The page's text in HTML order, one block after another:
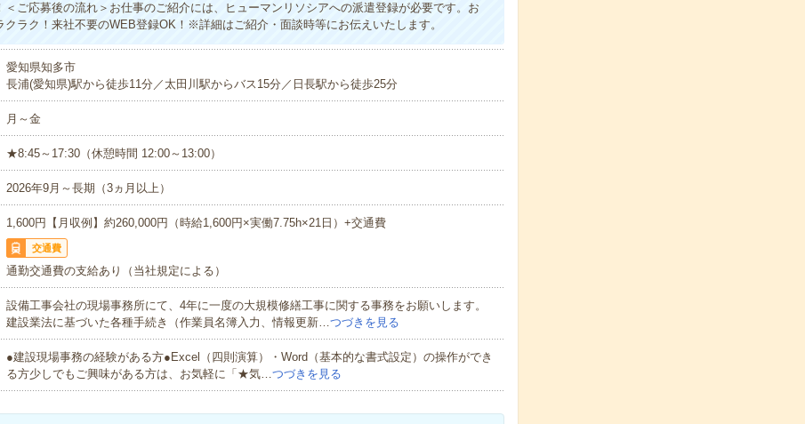
＜ご応募後の流れ＞お仕事のご紹介には、ヒューマンリソシアへの派遣登録が必要です。お
クラク！来社不要のWEB登録OK！※詳細はご紹介・面談時等にお伝えいたします。
愛知県知多市
長浦(愛知県)駅から徒歩11分／太田川駅からバス15分／日長駅から徒歩25分
月～金
★8:45～17:30（休憩時間 12:00～13:00）
2026年9月～長期（3ヵ月以上）
1,600円【月収例】約260,000円（時給1,600円×実働7.75h×21日）+交通費
交通費
通勤交通費の支給あり（当社規定による）
設備工事会社の現場事務所にて、4年に一度の大規模修繕工事に関する事務をお願いします。
建設業法に基づいた各種手続き（作業員名簿入力、情報更新…つづきを見る
●建設現場事務の経験がある方●Excel（四則演算）・Word（基本的な書式設定）の操作ができ
る方少しでもご興味がある方は、お気軽に「★気…つづきを見る